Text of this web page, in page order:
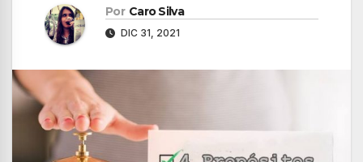
Por Caro Silva
DIC 31, 2021